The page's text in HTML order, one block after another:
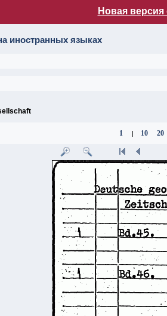
Новая версия
иностранных языках
1 | 10 20